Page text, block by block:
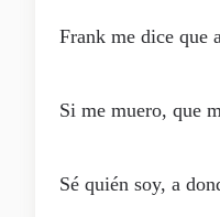
Frank me dice que
Si me muero, que
Sé quién soy, a